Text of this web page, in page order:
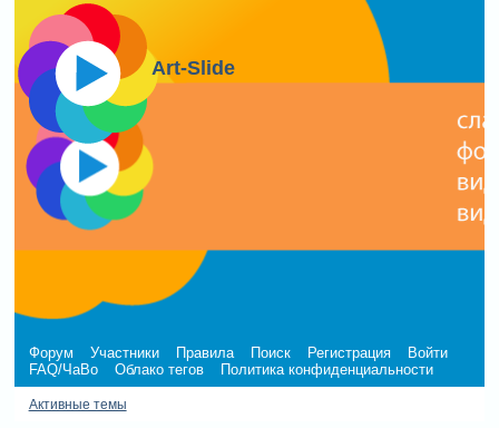
Art-Slide
Форум Участники Правила Поиск Регистрация
Войти
FAQ/ЧаВо
Облако тегов Политика конфиденциальности
Активные темы